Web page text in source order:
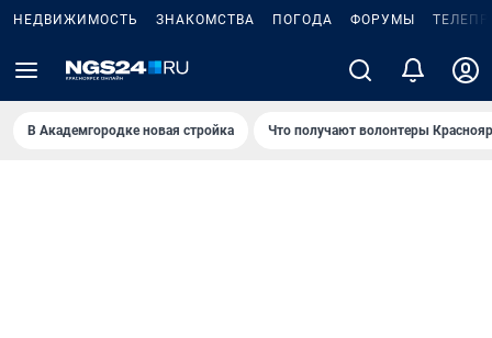
НЕДВИЖИМОСТЬ ЗНАКОМСТВА ПОГОДА ФОРУМЫ
В Академгородке новая стройка Что получают волонтеры